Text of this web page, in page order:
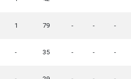
1 79 - - -
- 35 - - -